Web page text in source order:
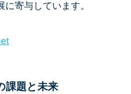
に寄与しています。
課題と未来